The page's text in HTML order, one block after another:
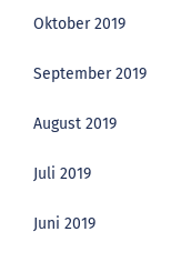
Oktober 2019
September 2019
August 2019
Juli 2019
Juni 2019